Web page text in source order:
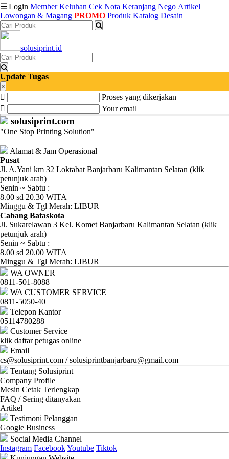
Katalog
Produk
Petugas
Riwayat
Transaksi
Tagihan
Berjalan
Pembayaran
Pendapatan
Fee
Ganti
Password
Logout
☰|Login Member Keluhan Cek Nota Keranjang Nego Artikel
Lowongan & Magang PROMO Produk Katalog Desain
solusiprint.id
Update Tugas
×
Proses yang dikerjakan
Your email
solusiprint.com
"One Stop Printing Solution"
Alamat & Jam Operasional
Pusat
Jl. A.Yani km 32 Loktabat Banjarbaru Kalimantan Selatan (klik
petunjuk arah)
Senin ~ Sabtu :
8.00 sd 20.30 WITA
Minggu & Tgl Merah: LIBUR
Cabang Bataskota
Jl. Sukarelawan 3 Kel. Komet Banjarbaru Kalimantan Selatan (klik
petunjuk arah)
Senin ~ Sabtu :
8.00 sd 20.00 WITA
Minggu & Tgl Merah: LIBUR
WA OWNER
0811-501-8088
WA CUSTOMER SERVICE
0811-5050-40
Telepon Kantor
05114780288
Customer Service
klik daftar petugas online
Email
cs@solusiprint.com / solusiprintbanjarbaru@gmail.com
Tentang Solusiprint
Company Profile
Mesin Cetak Terlengkap
FAQ / Sering ditanyakan
Artikel
Testimoni Pelanggan
Google Business
Social Media Channel
Instagram FacebookYoutube Tiktok